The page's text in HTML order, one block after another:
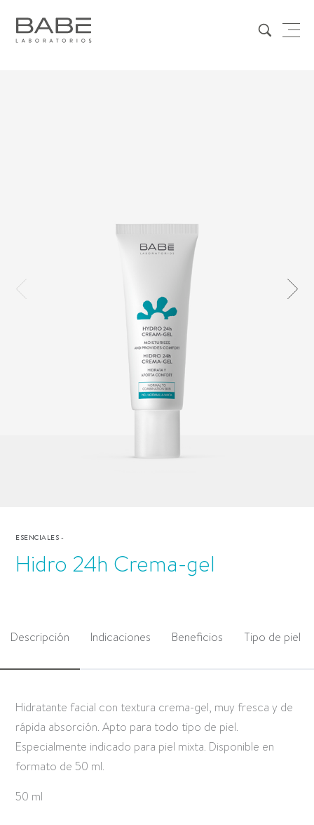
ESENCIALES -
Hidro 24h Crema-gel
Descripción Indicaciones Beneficios Tipo de piel
Hidratante facial con textura crema-gel, muy fresca y de
rápida absorción. Apto para todo tipo de piel.
Especialmente indicado para piel mixta. Disponible en
formato de 50 ml.
50 ml